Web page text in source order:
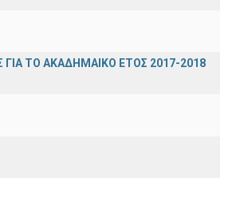
ΤΟ ΑΚΑΔΗΜΑΙΚΟ ΕΤΟΣ 2017-2018